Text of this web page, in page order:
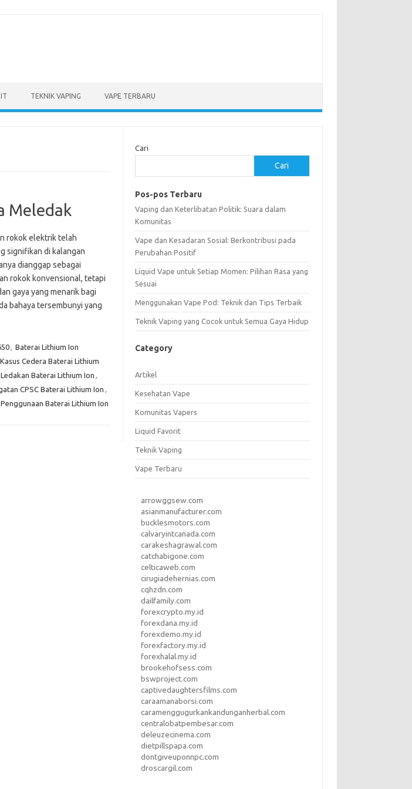
TEKNIK VAPING VAPE TERBARU
Meledak
rokok elektrik telah
signifikan di kalangan
dianggap sebagai
rokok konvensional, tetapi
gaya yang menarik bagi
bahaya tersembunyi yang
, Baterai Lithium Ion
Kasus Cedera Baterai Lithium
Ledakan Baterai Lithium Ion ,
CPSC Baterai Lithium Ion ,
Baterai Lithium Ion
Cari
Cari
Pos-pos Terbaru
Vaping dan Keterlibatan Politik: Suara dalam
Komunitas
Vape dan Kesadaran Sosial: Berkontribusi pada
Perubahan Positif
Liquid Vape untuk Setiap Momen: Pilihan Rasa yang
Sesuai
Menggunakan Vape Pod: Teknik dan Tips Terbaik
Teknik Vaping yang Cocok untuk Semua Gaya Hidup
Category
Artikel
Kesehatan Vape
Komunitas Vapers
Liquid Favorit
Teknik Vaping
Vape Terbaru
arrowggsew.com
asianmanufacturer.com
bucklesmotors.com
calvaryintcanada.com
carakeshagrawal.com
catchabigone.com
celticaweb.com
cirugiadehernias.com
cqhzdn.com
dailfamily.com
forexcrypto.my.id
forexdana.my.id
forexdemo.my.id
forexfactory.my.id
forexhalal.my.id
brookehofsess.com
bswproject.com
captivedaughtersfilms.com
caraamanaborsi.com
caramenggugurkankandunganherbal.com
centralobatpembesar.com
deleuzecinema.com
dietpillspapa.com
dontgiveuponnpc.com
droscargil.com